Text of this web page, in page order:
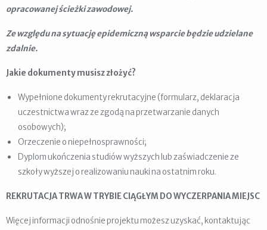
opracowanej ścieżki zawodowej.
Ze względu na sytuację epidemiczną wsparcie będzie udzielane
zdalnie.
Jakie dokumenty musisz złożyć?
Wypełnione dokumenty rekrutacyjne (formularz, deklaracja
uczestnictwa wraz ze zgodą na przetwarzanie danych
osobowych);
Orzeczenie o niepełnosprawności;
Dyplom ukończenia studiów wyższych lub zaświadczenie ze
szkoły wyższej o realizowaniu nauki na ostatnim roku.
REKRUTACJA TRWA W TRYBIE CIĄGŁYM DO WYCZERPANIA MIEJSC
Więcej informacji odnośnie projektu możesz uzyskać, kontaktując